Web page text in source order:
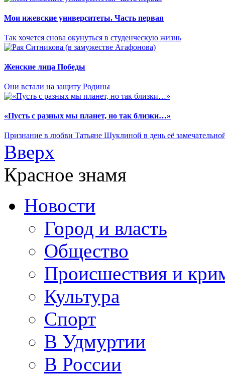
Мои ижевские университеты. Часть первая
Так хочется снова окунуться в студенческую жизнь
Женские лица Победы
Они встали на защиту Родины
«Пусть с разных мы планет, но так близки…»
Признание в любви Татьяне Шуклиной в день её
Вверх
Красное знамя
Новости
Город и власть
Общество
Происшествия и
Культура
Спорт
В Удмуртии
В России